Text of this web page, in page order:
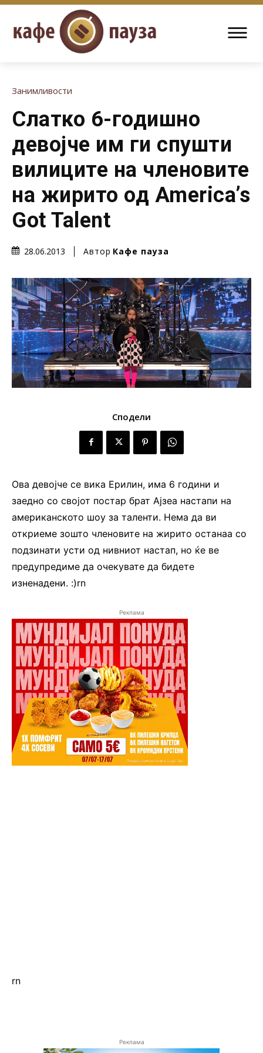
Занимливости
Слатко 6-годишно
девојче им ги спушти
вилиците на членовите
на жирито од America’s
Got Talent
28.06.2013 Автор Кафе пауза
Сподели
Ова девојче се вика Ерилин, има 6 години и
заедно со својот постар брат Ајзеа настапи на
американското шоу за таленти. Нема да ви
откриеме зошто членовите на жирито останаа со
подзинати усти од нивниот настап, но ќе ве
предупредиме да очекувате да бидете
изненадени. :)rn
Реклама
rn
Реклама